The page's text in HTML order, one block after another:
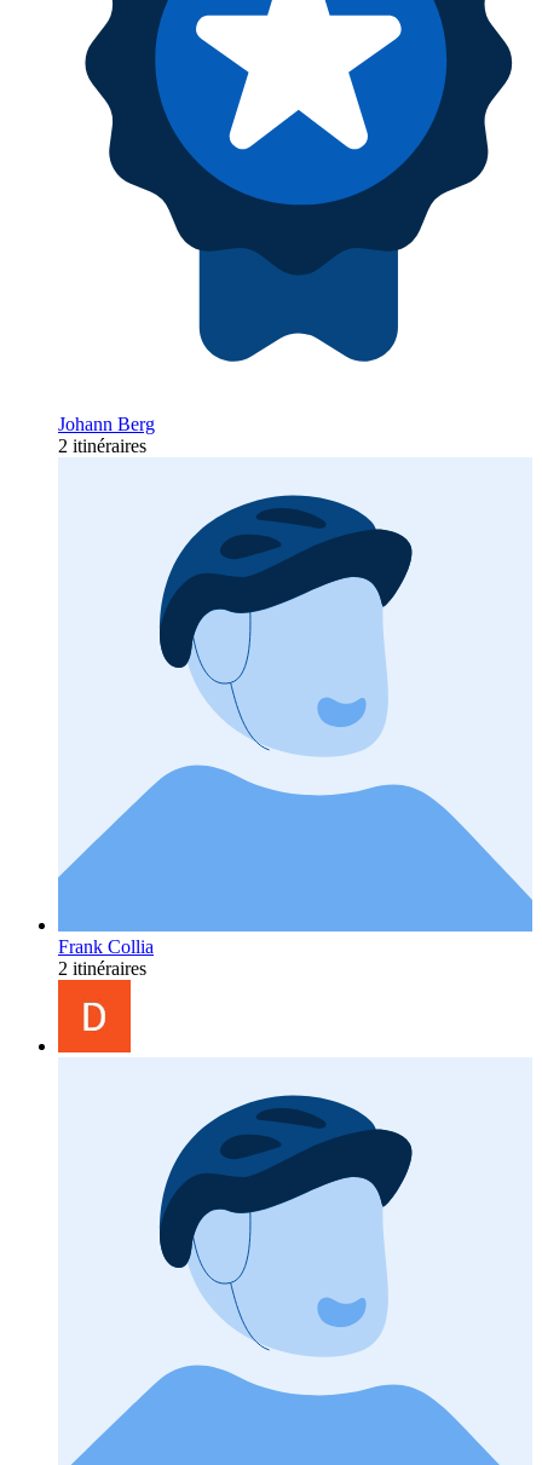
Johann Berg
2 itinéraires
Frank Collia
2 itinéraires